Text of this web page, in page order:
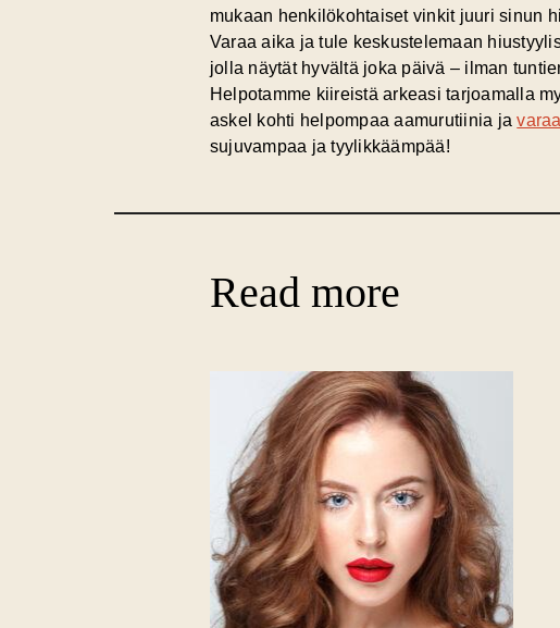
mukaan henkilökohtaiset vinkit juuri sinun
Varaa aika ja tule keskustelemaan
jolla näytät hyvältä joka päivä – ilman
Helpotamme kiireistä arkeasi tarjoamalla
askel kohti helpompaa aamurutiinia ja
sujuvampaa ja tyylikkäämpää!
Read more